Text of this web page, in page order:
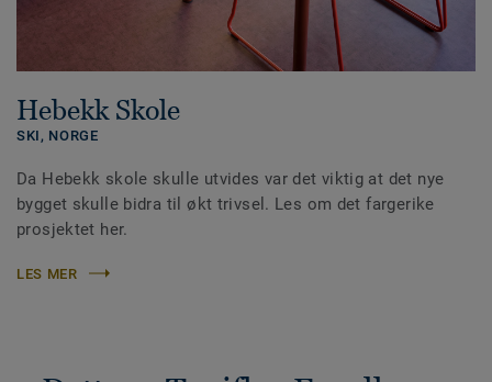
Hebekk Skole
SKI, NORGE
Da Hebekk skole skulle utvides var det viktig at det nye
bygget skulle bidra til økt trivsel. Les om det fargerike
prosjektet her.
LES MER